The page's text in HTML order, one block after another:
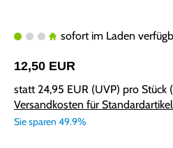
sofort im Laden
12,50 EUR
statt 24,95 EUR (UVP) pro Stück
Versandkosten für Standardartikel
Sie sparen 49.9%